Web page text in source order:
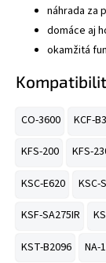
náhrada za
domáce aj
okamžitá
CO-3600 KCF-
KFS-200 KFS-
KSC-E620 KSC-
KSF-SA275IR
KST-B2096 NA-